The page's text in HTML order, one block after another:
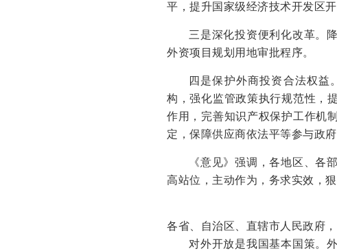
平，提升国家级经济技术开发区
三是深化投资便利化改革。
外资项目规划用地审批程序。
四是保护外商投资合法权益
构，强化监管政策执行规范性，
作用，完善知识产权保护工作机
定，保障供应商依法平等参与政府
《意见》强调，各地区、各
高站位，主动作为，务求实效，
各省、自治区、直辖市人民政府
对外开放是我国基本国策。